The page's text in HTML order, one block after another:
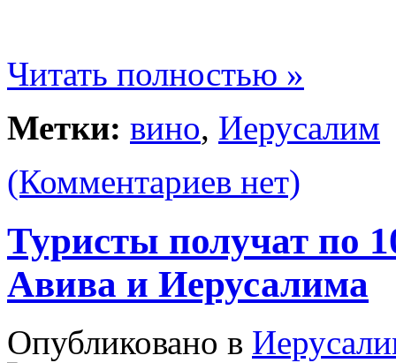
Читать полностью »
Метки: вино, Иерусалим
(Комментариев нет)
Туристы получат по
Авива и Иерусалима
Опубликовано в